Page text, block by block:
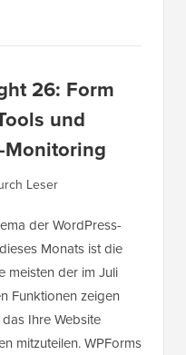
26: Form
und
Monitoring
Leser
der WordPress-
Monats ist die
meisten der im Juli
Funktionen zeigen
Ihre Website
mitzuteilen. WPForms